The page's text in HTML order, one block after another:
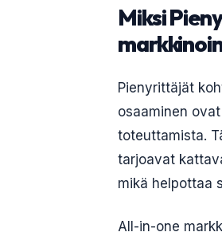
Miksi
Pienyrittäjät
osaaminen
toteuttamista.
tarjoavat
mikä helpottaa
All-in-one